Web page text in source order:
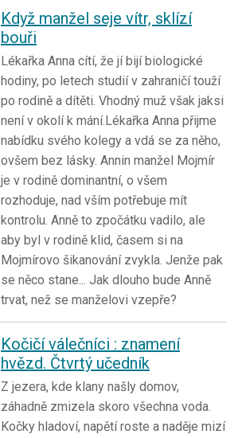
Když manžel seje vítr, sklízí
bouři
Lékařka Anna cítí, že jí bijí biologické
hodiny, po letech studií v zahraničí touží
po rodině a dítěti. Vhodný muž však jaksi
není v okolí k mání.Lékařka Anna přijme
nabídku svého kolegy a vdá se za něho,
ovšem bez lásky. Annin manžel Mojmír
je v rodině dominantní, o všem
rozhoduje, nad vším potřebuje mít
kontrolu. Anně to zpočátku vadilo, ale
aby byl v rodině klid, časem si na
Mojmírovo šikanování zvykla. Jenže pak
se něco stane... Jak dlouho bude Anně
trvat, než se manželovi vzepře?
Kočičí válečníci : znamení
hvězd. Čtvrtý učedník
Z jezera, kde klany našly domov,
záhadně zmizela skoro všechna voda.
Kočky hladoví, napětí roste a naděje mizí